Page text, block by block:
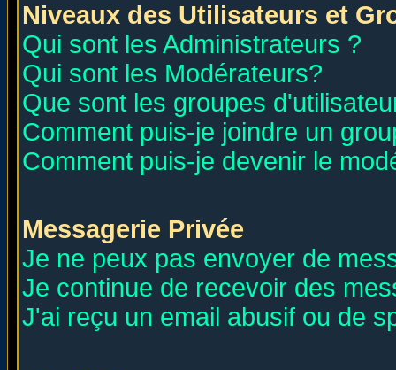
Niveaux des Utilisateurs et
Qui sont les Administrateurs ?
Qui sont les Modérateurs?
Que sont les groupes
Comment puis-je joindre un
Comment puis-je devenir le
Messagerie Privée
Je ne peux pas envoyer de
Je continue de recevoir des
J'ai reçu un email abusif ou de